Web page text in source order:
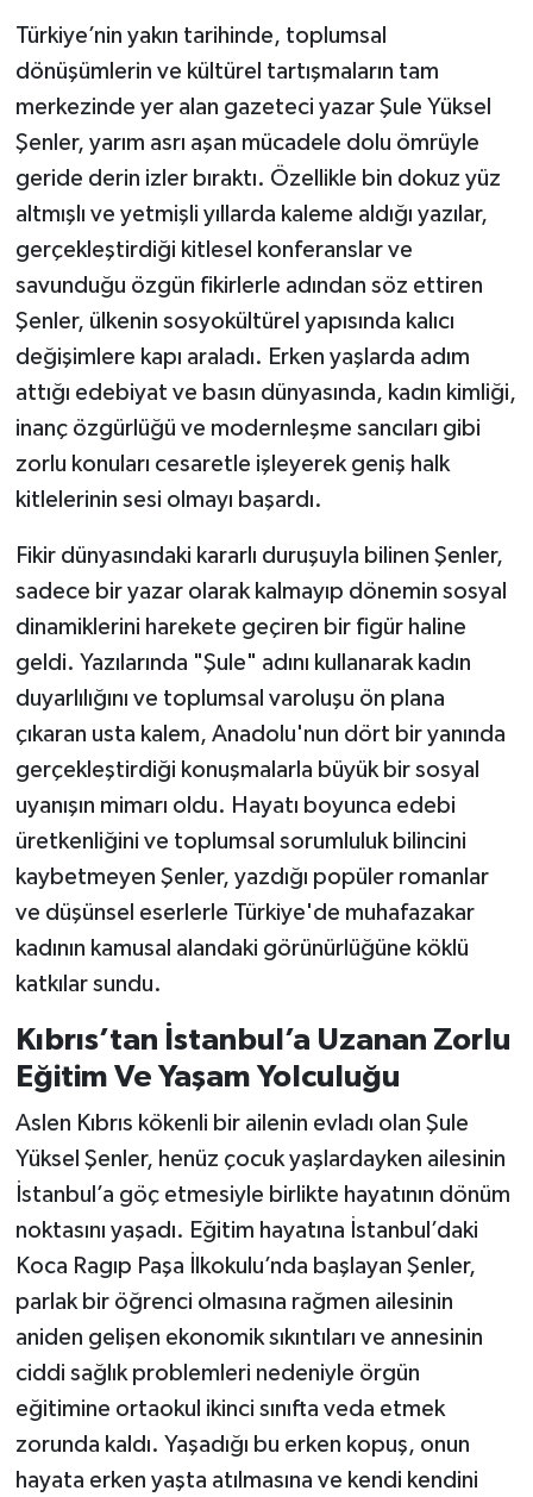
Türkiye’nin yakın tarihinde, toplumsal
dönüşümlerin ve kültürel tartışmaların tam
merkezinde yer alan gazeteci yazar Şule Yüksel
Şenler, yarım asrı aşan mücadele dolu ömrüyle
geride derin izler bıraktı. Özellikle bin dokuz yüz
altmışlı ve yetmişli yıllarda kaleme aldığı yazılar,
gerçekleştirdiği kitlesel konferanslar ve
savunduğu özgün fikirlerle adından söz ettiren
Şenler, ülkenin sosyokültürel yapısında kalıcı
değişimlere kapı araladı. Erken yaşlarda adım
attığı edebiyat ve basın dünyasında, kadın kimliği,
inanç özgürlüğü ve modernleşme sancıları gibi
zorlu konuları cesaretle işleyerek geniş halk
kitlelerinin sesi olmayı başardı.
Fikir dünyasındaki kararlı duruşuyla bilinen Şenler,
sadece bir yazar olarak kalmayıp dönemin sosyal
dinamiklerini harekete geçiren bir figür haline
geldi. Yazılarında "Şule" adını kullanarak kadın
duyarlılığını ve toplumsal varoluşu ön plana
çıkaran usta kalem, Anadolu'nun dört bir yanında
gerçekleştirdiği konuşmalarla büyük bir sosyal
uyanışın mimarı oldu. Hayatı boyunca edebi
üretkenliğini ve toplumsal sorumluluk bilincini
kaybetmeyen Şenler, yazdığı popüler romanlar
ve düşünsel eserlerle Türkiye'de muhafazakar
kadının kamusal alandaki görünürlüğüne köklü
katkılar sundu.
Kıbrıs’tan İstanbul’a Uzanan Zorlu
Eğitim Ve Yaşam Yolculuğu
Aslen Kıbrıs kökenli bir ailenin evladı olan Şule
Yüksel Şenler, henüz çocuk yaşlardayken ailesinin
İstanbul’a göç etmesiyle birlikte hayatının dönüm
noktasını yaşadı. Eğitim hayatına İstanbul’daki
Koca Ragıp Paşa İlkokulu’nda başlayan Şenler,
parlak bir öğrenci olmasına rağmen ailesinin
aniden gelişen ekonomik sıkıntıları ve annesinin
ciddi sağlık problemleri nedeniyle örgün
eğitimine ortaokul ikinci sınıfta veda etmek
zorunda kaldı. Yaşadığı bu erken kopuş, onun
hayata erken yaşta atılmasına ve kendi kendini